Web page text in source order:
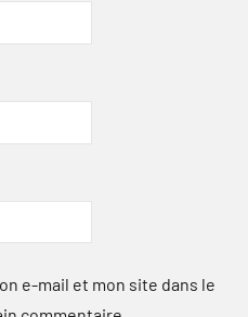
e-mail et mon site dans le